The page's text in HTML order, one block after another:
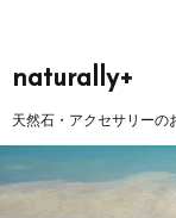
naturally+
天然石・アクセサリーの